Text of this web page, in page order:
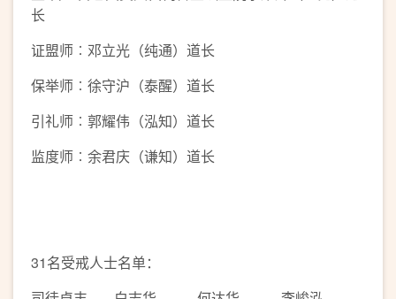
长
证盟师︰邓立光（纯通）道长
保举师︰徐守沪（泰醒）道长
引礼师︰郭耀伟（泓知）道长
监度师︰余君庆（谦知）道长
31名受戒人士名单：